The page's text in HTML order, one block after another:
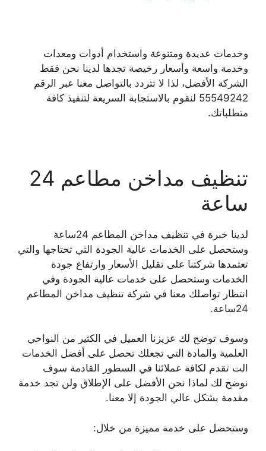
وخدمات عديدة ومتنوعة واستخدام أدوات ومعدات
وخدمة واسعة وأسعار رخيصة تجدها لدينا نحن فقط
الشركة الأفضل، لذا لا تتردد بالتواصل معنا عبر الرقم
55549242 لنقوم بالاستجابة السريعة لتنفيذ كافة
متطلباتك.
تنظيف مداخن مطاعم 24
ساعة
لدينا خبرة في تنظيف مداخن المطاعم 24ساعة
وستحصل على الخدمات عالية الجودة التي تحتاجها والتي
تعتمدها شركتنا على تقليل الأسعار وارتفاع جودة
الخدمات وستحصل على خدمات عالية الجودة وفي
انتظار تواصلك معنا في شركة تنظيف مداخن المطاعم
24ساعة.
وسوف توضح لك عزيزنا العميل في الكثير من النواحي
العلمية والمادة التي تجعلك تحصل على أفضل الخدمات
الت تقدم لكافة عملائنا في السطور القادمة سوف
نوضح لك لماذا نحن الأفضل على الإطلاق ولن تجد خدمة
مقدمة بشكل عالي الجودة إلا معنا.
وستحصل على خدمة مميزة من خلال: